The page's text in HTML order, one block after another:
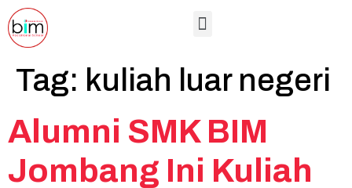
Tag: kuliah luar negeri
Alumni SMK BIM
Jombang Ini Kuliah